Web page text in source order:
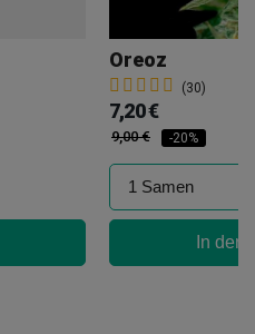
Oreoz
(30)
7,20 €
9,00 € -20%
In den